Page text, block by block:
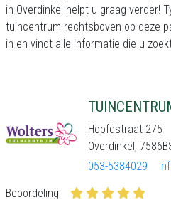
in Overdinkel helpt u graag verder!
tuincentrum rechtsboven op deze
in en vindt alle informatie die u
Hoofdstraat 275
Overdinkel,
053-5384029
Beoordeling